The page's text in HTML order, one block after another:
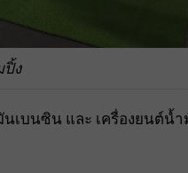
ปิ้ง
เบนซิน และ เครื่องยนต์น้